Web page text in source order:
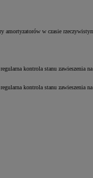
w czasie
kontrola stanu zawieszenia
kontrola stanu zawieszenia